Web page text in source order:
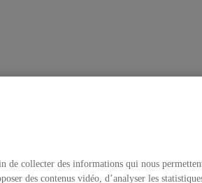
de collecter des informations qui nous
des contenus vidéo, d’analyser les